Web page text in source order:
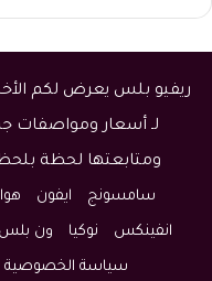
ريفيو بلس يعرض لكم
لـ أسعار ومواصفات
ومتابعتها لحظة
سامسونج ايفون
انفينكس نوكيا ون بلس
سياسة الخصوصية